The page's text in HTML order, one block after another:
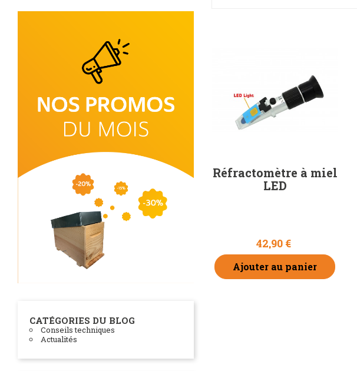
CATÉGORIES DU BLOG
Conseils techniques
Actualités
Réfractomètre à miel
LED
42,90 €
Ajouter au panier